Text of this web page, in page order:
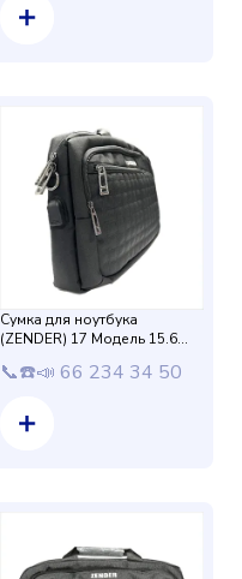
Сумка для ноутбука
(ZENDER) 17 Модель 15.6
Drap+USB
📞☎️📣 66 234 34 50